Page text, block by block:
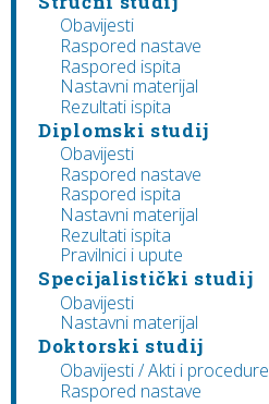
Obavijesti
Raspored nastave
Raspored ispita
Nastavni materijal
Rezultati ispita
Diplomski studij
Obavijesti
Raspored nastave
Raspored ispita
Nastavni materijal
Rezultati ispita
Pravilnici i upute
Specijalistički studij
Obavijesti
Nastavni materijal
Doktorski studij
Obavijesti / Akti i procedure
Raspored nastave